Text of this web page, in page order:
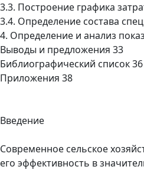
3.3. Построение графика
3.4. Определение состава
4. Определение и анализ
Выводы и предложения 33
Библиографический список 36
Приложения 38
Введение
Современное сельское
его эффективность в